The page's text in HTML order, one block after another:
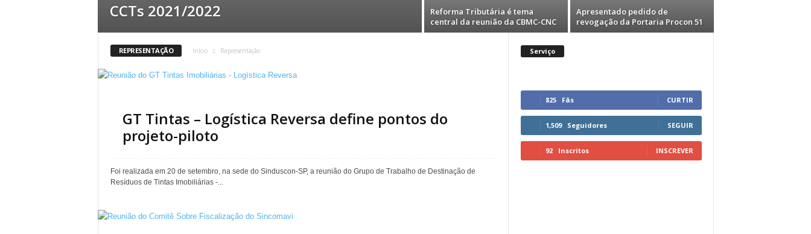
CCTs 2021/2022
Reforma Tributária é tema
central da reunião da CBMC-CNC
Apresentado pedido de
revogação da Portaria Procon 51
REPRESENTAÇÃO Início Representação
GT Tintas – Logística Reversa define pontos do
projeto-piloto
Foi realizada em 20 de setembro, na sede do Sinduscon-SP, a reunião do Grupo de Trabalho de Destinação de
Resíduos de Tintas Imobiliárias -...
Serviço
825 Fãs CURTIR
1,509 Seguidores SEGUIR
92 Inscritos INSCREVER